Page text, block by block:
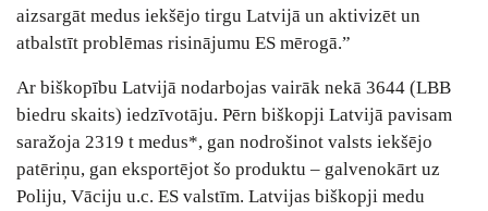
aizsargāt medus iekšējo tirgu Latvijā un aktivizēt un
atbalstīt problēmas risinājumu ES mērogā.”
Ar biškopību Latvijā nodarbojas vairāk nekā 3644 (LBB
biedru skaits) iedzīvotāju. Pērn biškopji Latvijā pavisam
saražoja 2319 t medus*, gan nodrošinot valsts iekšējo
patēriņu, gan eksportējot šo produktu ‒ galvenokārt uz
Poliju, Vāciju u.c. ES valstīm. Latvijas biškopji medu